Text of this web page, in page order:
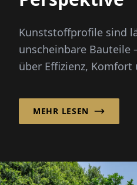
Kunststoffprofile sind
unscheinbare Bauteile
über Effizienz,
MEHR LESEN